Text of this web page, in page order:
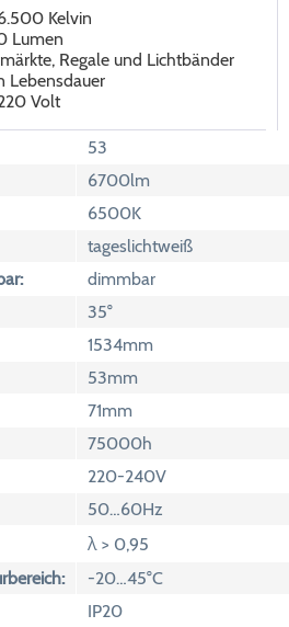
Kelvin
Lumen
Regale und Lichtbänder
Lebensdauer
Volt
53
6700lm
6500K
tageslichtweiß
dimmbar
35°
1534mm
53mm
71mm
75000h
220-240V
50…60Hz
λ > 0,95
-20…45°C
IP20